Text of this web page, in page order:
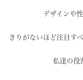
デザインや
きりがないほど注目す
私達の役